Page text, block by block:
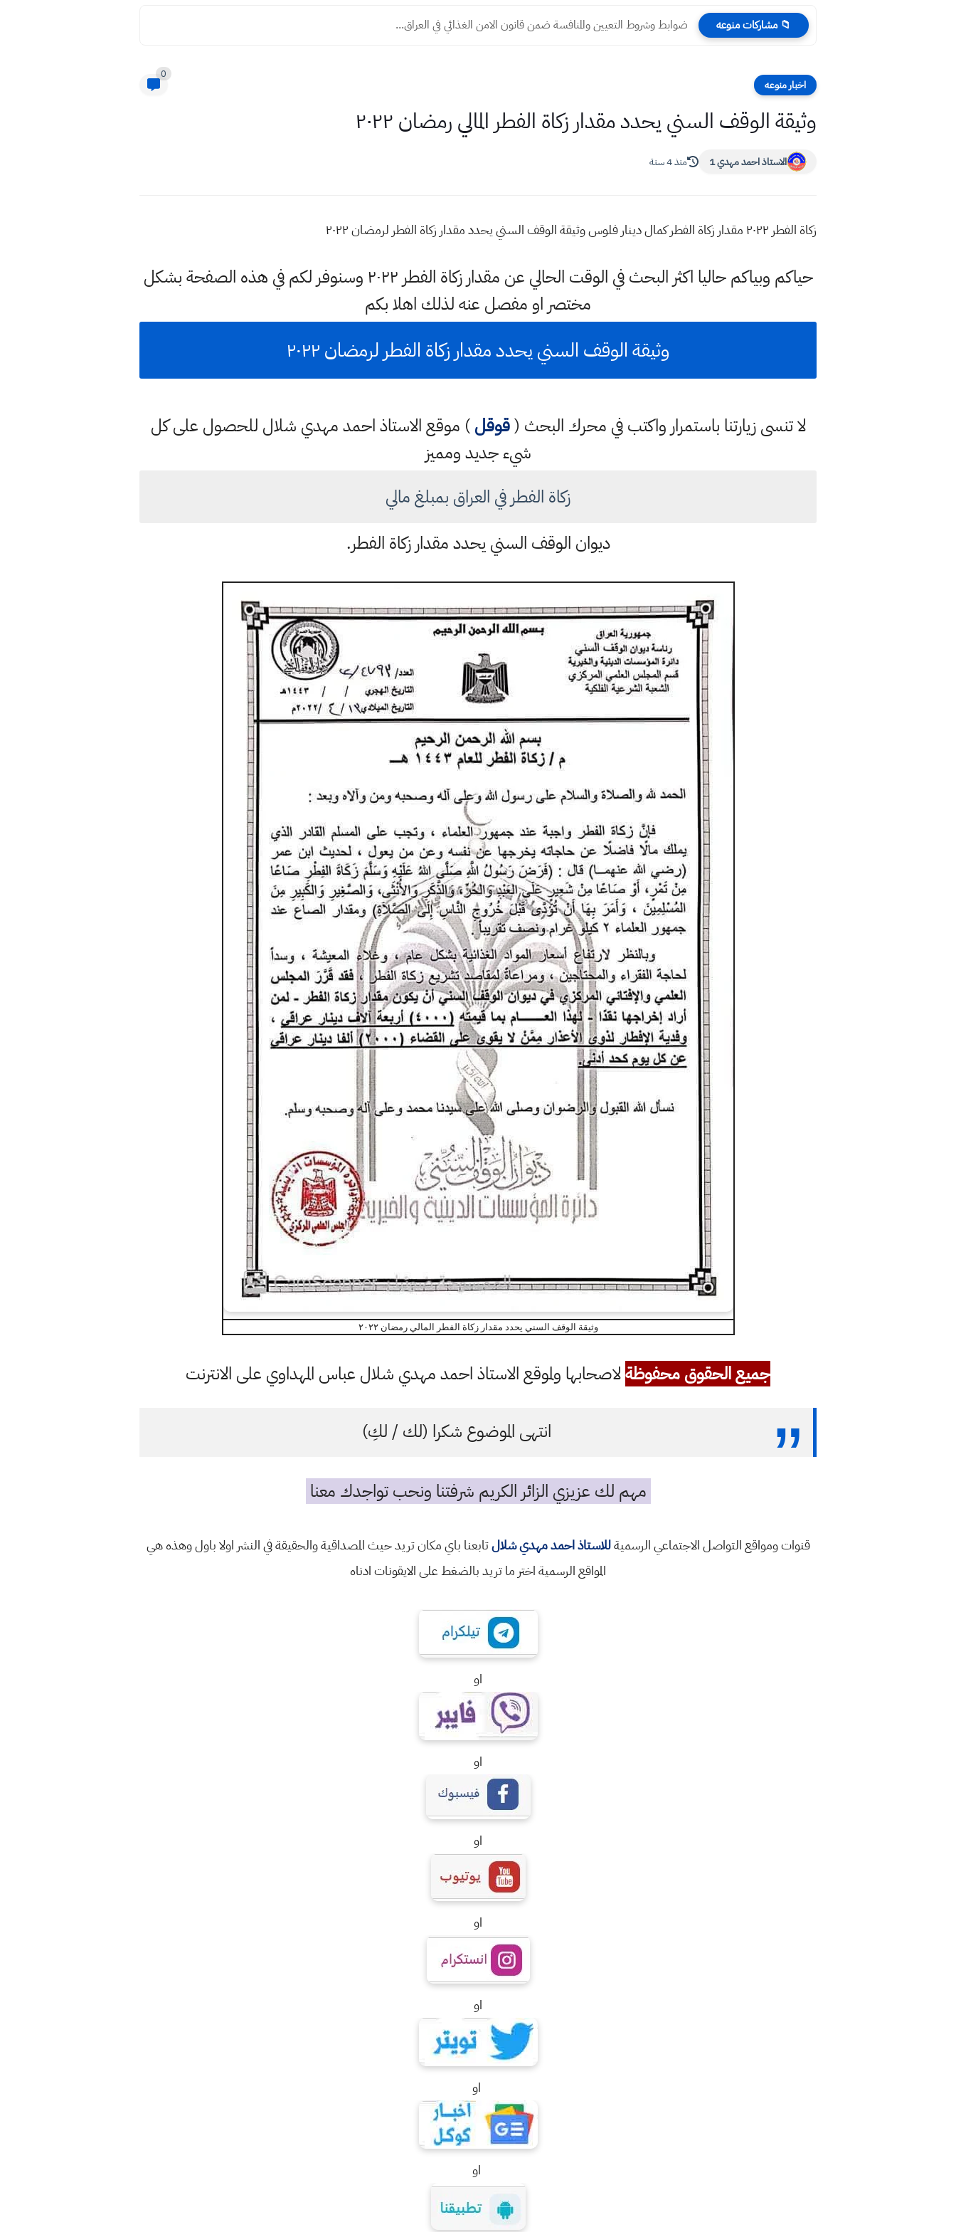
📁 مشاركات منوعه ضوابط وشروط التعيين والمنافسة ضمن قانون الامن الغذائي في العراق...
اخبار منوعه
0
وثيقة الوقف السني يحدد مقدار زكاة الفطر المالي رمضان ٢٠٢٢
الاستاذ احمد مهدي 1 منذ 4 سنة
زكاة الفطر ٢٠٢٢ مقدار زكاة الفطر كمال دينار فلوس وثيقة الوقف السني يحدد مقدار زكاة الفطر لرمضان ٢٠٢٢
حياكم وبياكم حاليا اكثر البحث في الوقت الحالي عن مقدار زكاة الفطر ٢٠٢٢ وسنوفر لكم في هذه الصفحة بشكل
مختصر او مفصل عنه لذلك اهلا بكم
وثيقة الوقف السني يحدد مقدار زكاة الفطر لرمضان ٢٠٢٢
لا تنسى زيارتنا باستمرار واكتب في محرك البحث (قوقل) موقع الاستاذ احمد مهدي شلال للحصول على كل
شيء جديد ومميز
زكاة الفطر في العراق بمبلغ مالي
ديوان الوقف السني يحدد مقدار زكاة الفطر.
وثيقة الوقف السني يحدد مقدار زكاة الفطر المالي رمضان ٢٠٢٢
جميع الحقوق محفوظةلاصحابها ولموقع الاستاذ احمد مهدي شلال عباس المهداوي على الانترنت
انتهى الموضوع شكرا (لك / لكِ)
مهم لك عزيزي الزائر الكريم شرفتنا ونحب تواجدك معنا
قنوات ومواقع التواصل الاجتماعي الرسميةللاستاذ احمد مهدي شلالتابعنا باي مكان تريد حيث المصداقية والحقيقة في النشر اولا باول وهذه هي
المواقع الرسمية اختر ما تريد بالضغط على الايقونات ادناه
او
او
او
او
او
او
او